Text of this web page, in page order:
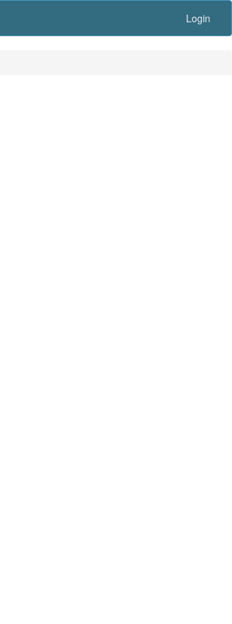
Login